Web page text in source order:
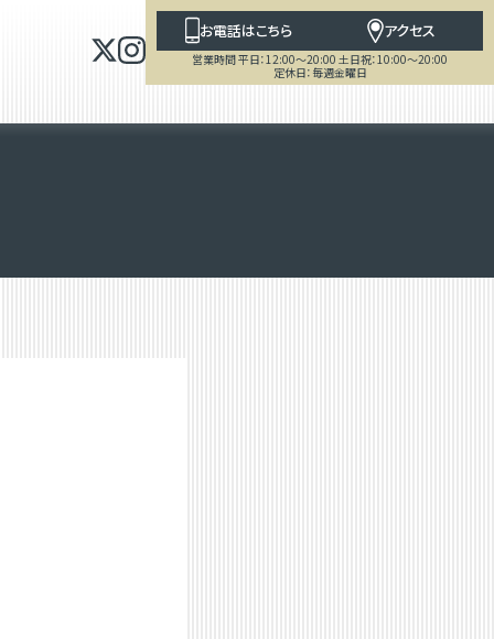
お電話はこちら アクセス
営業時間 平日：12:00～20:00 土日祝：10:00～20:00
定休日：毎週金曜日